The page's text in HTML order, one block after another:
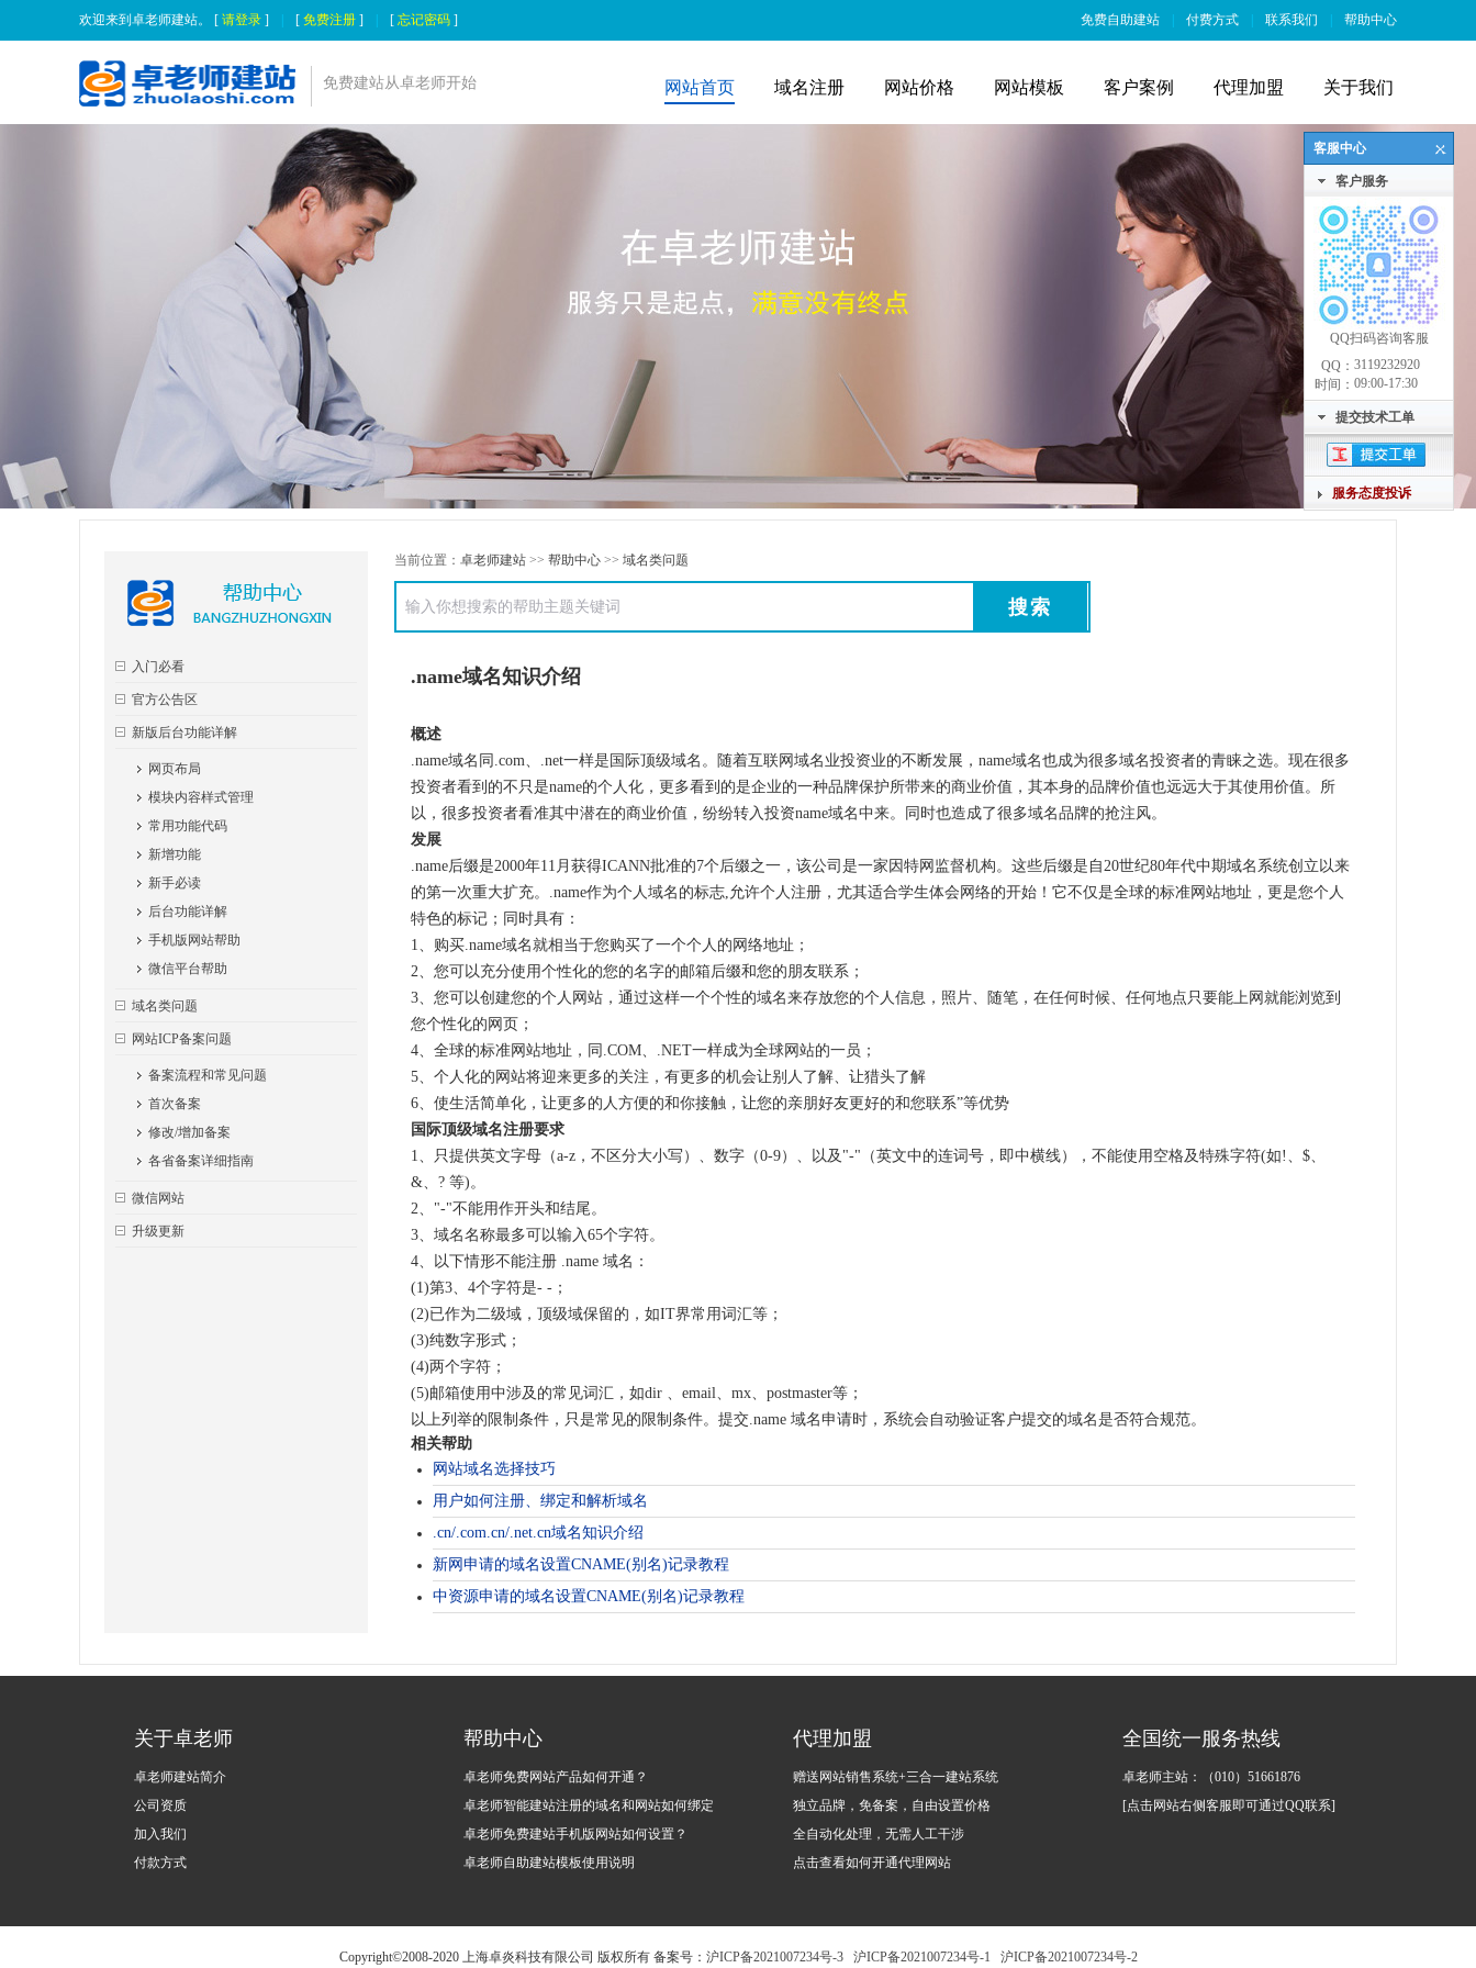
欢迎来到卓老师建站。 [ 请登录 ] [ 免费注册 ] [ 忘记密码 ] 免费自助建站 付费方式 联系我们 帮助中心
免费建站从卓老师开始 网站首页 域名注册 网站价格 网站模板 客户案例 代理加盟 关于我们
入门必看
官方公告区
新版后台功能详解
网页布局
模块内容样式管理
常用功能代码
新增功能
新手必读
后台功能详解
手机版网站帮助
微信平台帮助
域名类问题
网站ICP备案问题
备案流程和常见问题
首次备案
修改/增加备案
各省备案详细指南
微信网站
升级更新
当前位置： 卓老师建站 >> 帮助中心 >> 域名类问题
搜索
.name域名知识介绍
概述
.name域名同.com、.net一样是国际顶级域名。随着互联网域名业投资业的不断发展，name域名也成为很多域名投资者的青睐之选。现在很多
投资者看到的不只是name的个人化，更多看到的是企业的一种品牌保护所带来的商业价值，其本身的品牌价值也远远大于其使用价值。所
以，很多投资者看准其中潜在的商业价值，纷纷转入投资name域名中来。同时也造成了很多域名品牌的抢注风。
发展
.name后缀是2000年11月获得ICANN批准的7个后缀之一，该公司是一家因特网监督机构。这些后缀是自20世纪80年代中期域名系统创立以来
的第一次重大扩充。.name作为个人域名的标志,允许个人注册，尤其适合学生体会网络的开始！它不仅是全球的标准网站地址，更是您个人
特色的标记；同时具有：
1、购买.name域名就相当于您购买了一个个人的网络地址；
2、您可以充分使用个性化的您的名字的邮箱后缀和您的朋友联系；
3、您可以创建您的个人网站，通过这样一个个性的域名来存放您的个人信息，照片、随笔，在任何时候、任何地点只要能上网就能浏览到
您个性化的网页；
4、全球的标准网站地址，同.COM、.NET一样成为全球网站的一员；
5、个人化的网站将迎来更多的关注，有更多的机会让别人了解、让猎头了解
6、使生活简单化，让更多的人方便的和你接触，让您的亲朋好友更好的和您联系”等优势
国际顶级域名注册要求
1、只提供英文字母（a-z，不区分大小写）、数字（0-9）、以及"-"（英文中的连词号，即中横线），不能使用空格及特殊字符(如!、$、
&、? 等)。
2、"-"不能用作开头和结尾。
3、域名名称最多可以输入65个字符。
4、以下情形不能注册 .name 域名：
(1)第3、4个字符是- -；
(2)已作为二级域，顶级域保留的，如IT界常用词汇等；
(3)纯数字形式；
(4)两个字符；
(5)邮箱使用中涉及的常见词汇，如dir 、email、mx、postmaster等；
以上列举的限制条件，只是常见的限制条件。提交.name 域名申请时，系统会自动验证客户提交的域名是否符合规范。
相关帮助
网站域名选择技巧
用户如何注册、绑定和解析域名
.cn/.com.cn/.net.cn域名知识介绍
新网申请的域名设置CNAME(别名)记录教程
中资源申请的域名设置CNAME(别名)记录教程
关于卓老师
卓老师建站简介
公司资质
加入我们
付款方式
帮助中心
卓老师免费网站产品如何开通？
卓老师智能建站注册的域名和网站如何绑定
卓老师免费建站手机版网站如何设置？
卓老师自助建站模板使用说明
代理加盟
赠送网站销售系统+三合一建站系统
独立品牌，免备案，自由设置价格
全自动化处理，无需人工干涉
点击查看如何开通代理网站
全国统一服务热线
卓老师主站：（010）51661876
[点击网站右侧客服即可通过QQ联系]
Copyright©2008-2020 上海卓炎科技有限公司 版权所有 备案号： 沪ICP备2021007234号-3 沪ICP备2021007234号-1 沪ICP备2021007234号-2
客服中心
客户服务
QQ扫码咨询客服
QQ： 3119232920
时间： 09:00-17:30
提交技术工单
服务态度投诉